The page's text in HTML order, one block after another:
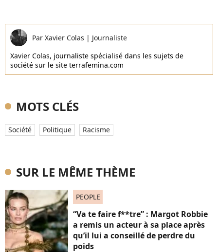
Par Xavier Colas | Journaliste
Xavier Colas, journaliste spécialisé dans les sujets de
société sur le site terrafemina.com
MOTS CLÉS
Société Politique Racisme
SUR LE MÊME THÈME
PEOPLE
“Va te faire f**tre” : Margot Robbie
a remis un acteur à sa place après
qu’il lui a conseillé de perdre du
poids